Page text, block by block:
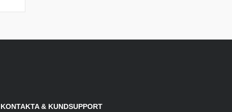
KONTAKTA & KUNDSUPPORT